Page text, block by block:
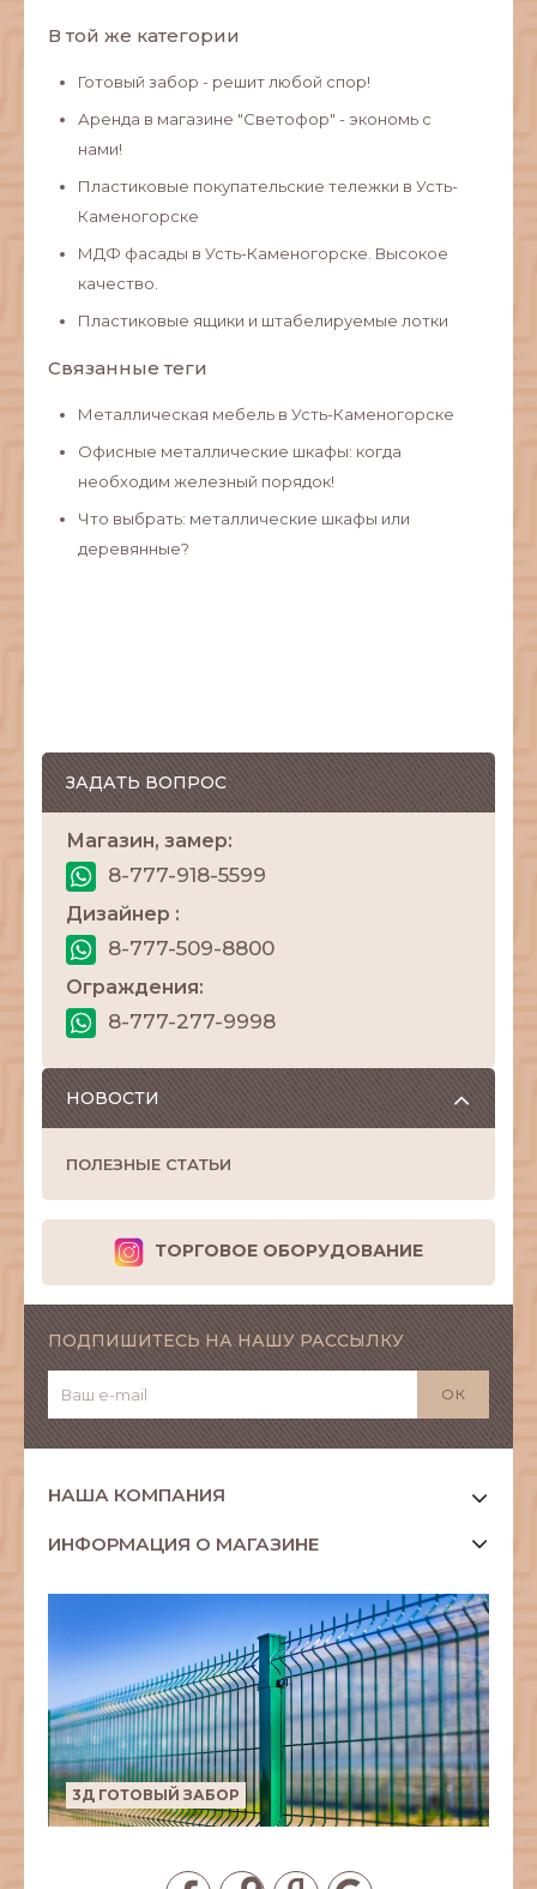
В той же категории
Готовый забор - решит любой спор!
Аренда в магазине "Светофор" - экономь с
нами!
Пластиковые покупательские тележки в Усть-
Каменогорске
МДФ фасады в Усть-Каменогорске. Высокое
качество.
Пластиковые ящики и штабелируемые лотки
Связанные теги
Металлическая мебель в Усть-Каменогорске
Офисные металлические шкафы: когда
необходим железный порядок!
Что выбрать: металлические шкафы или
деревянные?
ЗАДАТЬ ВОПРОС
Магазин, замер:
8-777-918-5599
Дизайнер :
8-777-509-8800
Ограждения:
8-777-277-9998
НОВОСТИ
ПОЛЕЗНЫЕ СТАТЬИ
ТОРГОВОЕ ОБОРУДОВАНИЕ
ПОДПИШИТЕСЬ НА НАШУ РАССЫЛКУ
НАША КОМПАНИЯ
ИНФОРМАЦИЯ О МАГАЗИНЕ
3Д ГОТОВЫЙ ЗАБОР